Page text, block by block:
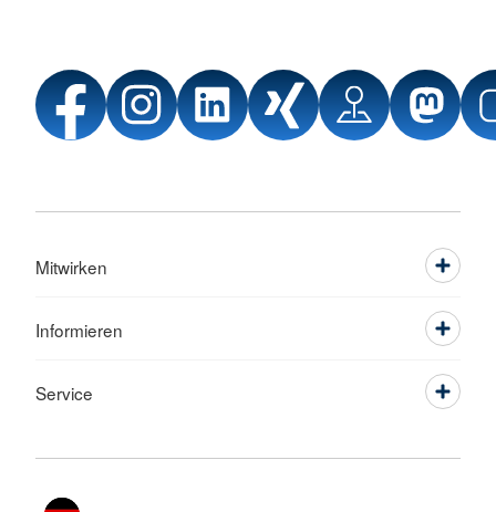
Mitwirken
Informieren
Service
Sprache wechseln zu